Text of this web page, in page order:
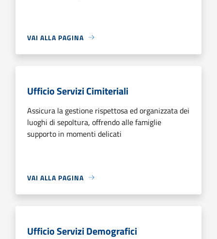
VAI ALLA PAGINA
Ufficio Servizi Cimiteriali
Assicura la gestione rispettosa ed organizzata dei
luoghi di sepoltura, offrendo alle famiglie
supporto in momenti delicati
VAI ALLA PAGINA
Ufficio Servizi Demografici